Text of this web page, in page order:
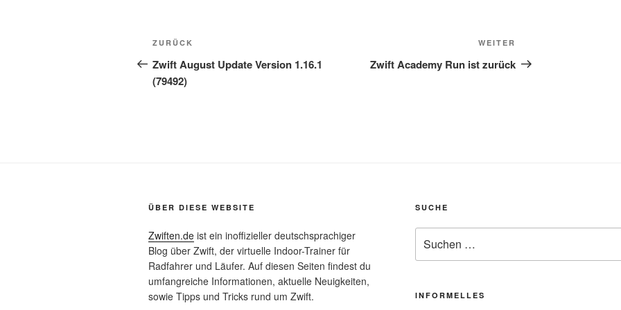
Beitragsnavigation
Vorheriger
Beitrag
ZURÜCK
Zwift August Update Version 1.16.1
(79492)
Beitrag
WEITER
Zwift Academy Run ist zurück
ÜBER DIESE WEBSITE
Zwiften.de ist ein inoffizieller deutschsprachiger
Blog über Zwift, der virtuelle Indoor-Trainer für
Radfahrer und Läufer. Auf diesen Seiten findest du
umfangreiche Informationen, aktuelle Neuigkeiten,
sowie Tipps und Tricks rund um Zwift.
SUCHE
nach:
INFORMELLES